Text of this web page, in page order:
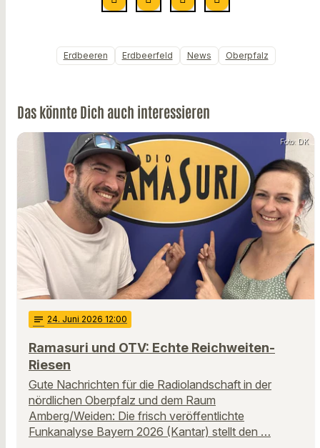
Erdbeeren Erdbeerfeld News Oberpfalz
Das könnte Dich auch interessieren
Foto: DK
notes 24. Juni 2026 12:00
Ramasuri und OTV: Echte Reichweiten-
Riesen
Gute Nachrichten für die Radiolandschaft in der
nördlichen Oberpfalz und dem Raum
Amberg/Weiden: Die frisch veröffentlichte
Funkanalyse Bayern 2026 (Kantar) stellt den …